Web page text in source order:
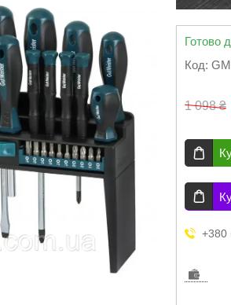
Готово
Код:
1 098 ₴
+380